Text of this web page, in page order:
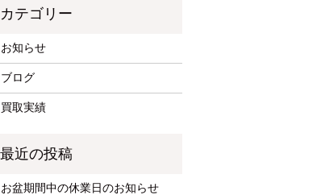
お知らせ
ブログ
買取実績
お盆期間中の休業日のお知らせ